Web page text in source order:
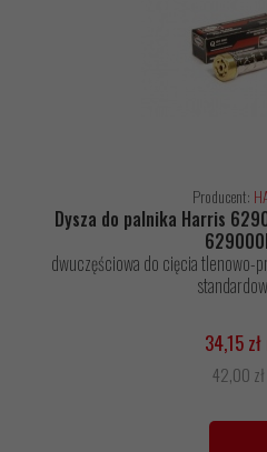
Producent:
Dysza do palnika Harris
dwuczęściowa do cięcia tlenowo-
34,15
42,00 zł